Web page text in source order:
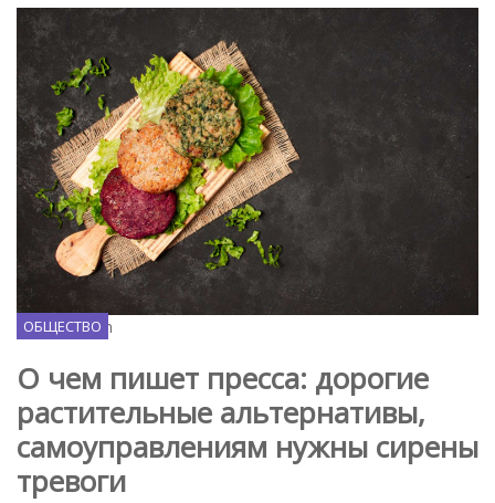
Magnific.com
ОБЩЕСТВО
О чем пишет пресса: дорогие
растительные альтернативы,
самоуправлениям нужны сирены
тревоги